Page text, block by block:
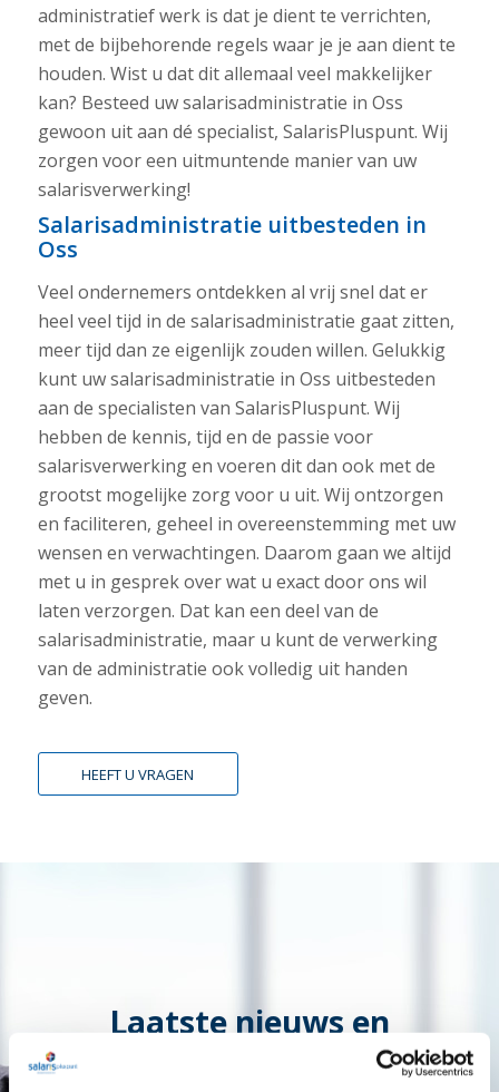
administratief werk is dat je dient te verrichten,
met de bijbehorende regels waar je je aan dient te
houden. Wist u dat dit allemaal veel makkelijker
kan? Besteed uw salarisadministratie in Oss
gewoon uit aan dé specialist, SalarisPluspunt. Wij
zorgen voor een uitmuntende manier van uw
salarisverwerking!
Salarisadministratie uitbesteden in
Oss
Veel ondernemers ontdekken al vrij snel dat er
heel veel tijd in de salarisadministratie gaat zitten,
meer tijd dan ze eigenlijk zouden willen. Gelukkig
kunt uw salarisadministratie in Oss uitbesteden
aan de specialisten van SalarisPluspunt. Wij
hebben de kennis, tijd en de passie voor
salarisverwerking en voeren dit dan ook met de
grootst mogelijke zorg voor u uit. Wij ontzorgen
en faciliteren, geheel in overeenstemming met uw
wensen en verwachtingen. Daarom gaan we altijd
met u in gesprek over wat u exact door ons wil
laten verzorgen. Dat kan een deel van de
salarisadministratie, maar u kunt de verwerking
van de administratie ook volledig uit handen
geven.
HEEFT U VRAGEN
Laatste nieuws en